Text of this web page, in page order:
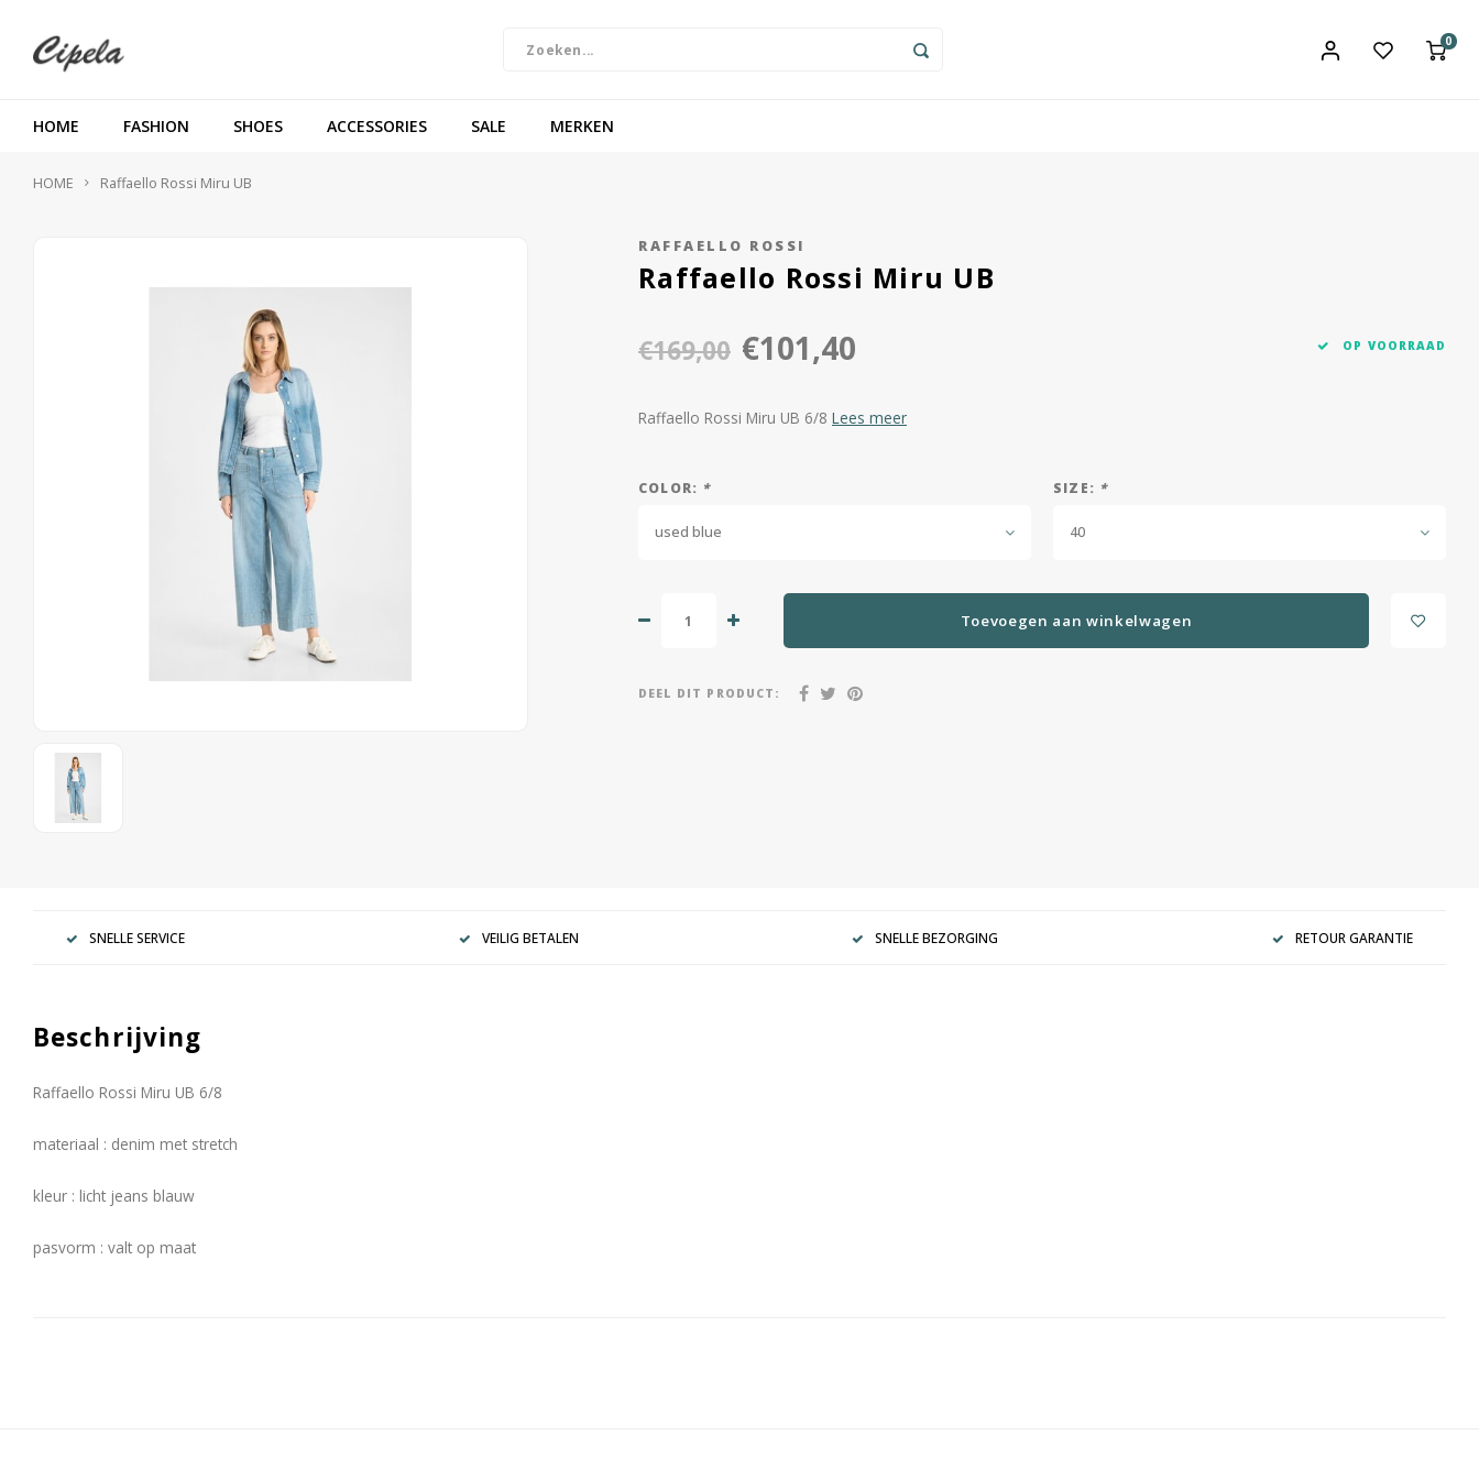
0
HOME FASHION SHOES ACCESSORIES SALE MERKEN
HOME Raffaello Rossi Miru UB
RAFFAELLO ROSSI
Raffaello Rossi Miru UB
€169,00 €101,40 OP VOORRAAD
Raffaello Rossi Miru UB 6/8 Lees meer
COLOR: *
used blue
SIZE: *
40
Toevoegen aan winkelwagen
DEEL DIT PRODUCT:
SNELLE SERVICE VEILIG BETALEN SNELLE BEZORGING RETOUR GARANTIE
Beschrijving
Raffaello Rossi Miru UB 6/8
materiaal : denim met stretch
kleur : licht jeans blauw
pasvorm : valt op maat